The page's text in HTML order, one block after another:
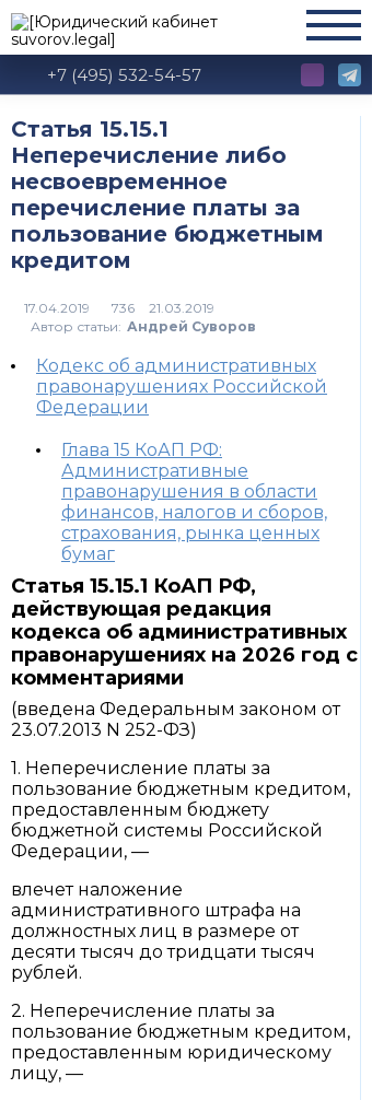
+7 (495) 532-54-57
Статья 15.15.1
Неперечисление либо
несвоевременное
перечисление платы за
пользование бюджетным
кредитом
736
Автор статьи: Андрей Суворов
Кодекс об административных
правонарушениях Российской
Федерации
Глава 15 КоАП РФ:
Административные
правонарушения в области
финансов, налогов и сборов,
страхования, рынка ценных
бумаг
Статья 15.15.1 КоАП РФ,
действующая редакция
кодекса об административных
правонарушениях на 2026 год с
комментариями
(введена Федеральным законом от
23.07.2013 N 252-ФЗ)
1. Неперечисление платы за
пользование бюджетным кредитом,
предоставленным бюджету
бюджетной системы Российской
Федерации, —
влечет наложение
административного штрафа на
должностных лиц в размере от
десяти тысяч до тридцати тысяч
рублей.
2. Неперечисление платы за
пользование бюджетным кредитом,
предоставленным юридическому
лицу, —